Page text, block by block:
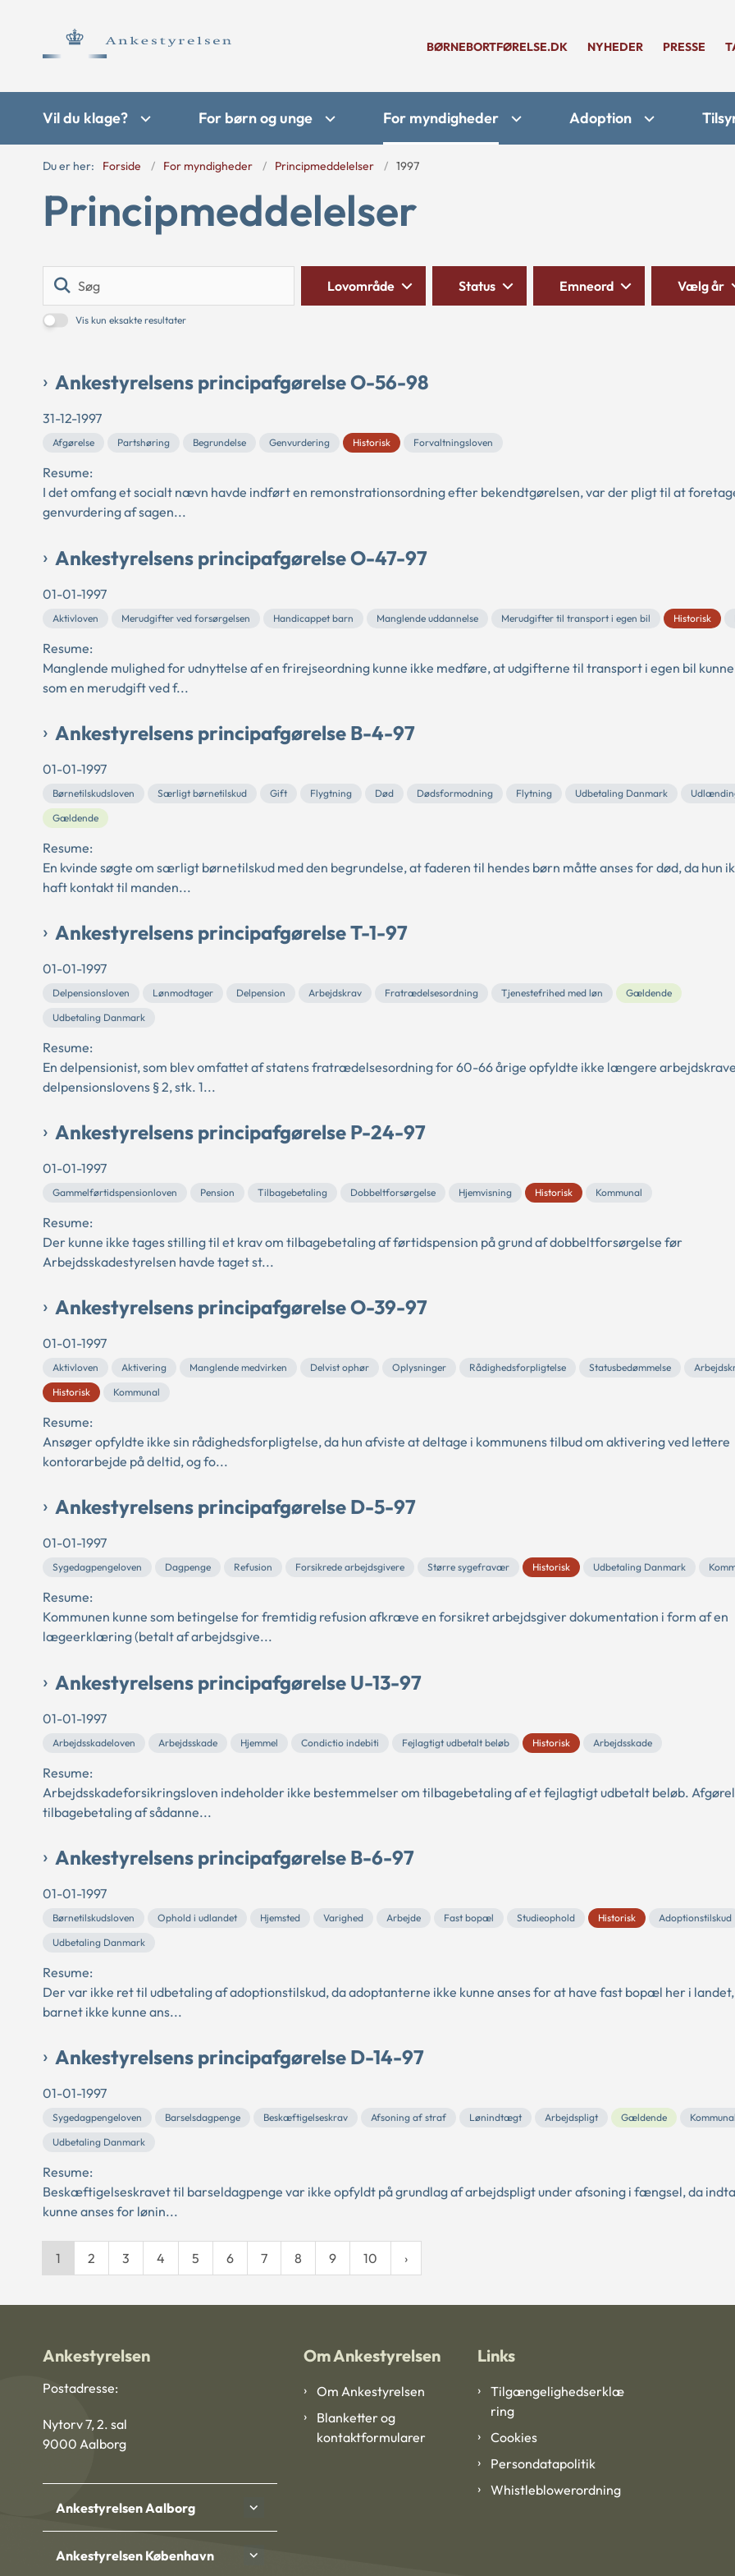
BØRNEBORTFØRELSE.DK NYHEDER PRESSE
Vil du klage? For børn og unge For myndigheder Adoption
Du er her: Forside For myndigheder Principmeddelelser 1997
Principmeddelelser
Vis kun eksakte resultater
Lovområde Status Emneord Vælg år
Ankestyrelsens principafgørelse O-56-98
31-12-1997
Afgørelse Partshøring Begrundelse Genvurdering Historisk Forvaltningsloven
Resume:
I det omfang et socialt nævn havde indført en remonstrationsordning efter bekendtgørelsen, var der pligt til at
genvurdering af sagen...
Ankestyrelsens principafgørelse O-47-97
01-01-1997
Aktivloven Merudgifter ved forsørgelsen Handicappet barn Manglende uddannelse Merudgifter til transport i egen bil Historisk
Resume:
Manglende mulighed for udnyttelse af en frirejseordning kunne ikke medføre, at udgifterne til transport i egen bil
som en merudgift ved f...
Ankestyrelsens principafgørelse B-4-97
01-01-1997
Børnetilskudsloven Særligt børnetilskud Gift Flygtning Død Dødsformodning Flytning Udbetaling Danmark
Gældende
Resume:
En kvinde søgte om særligt børnetilskud med den begrundelse, at faderen til hendes børn måtte anses for død, da hun
haft kontakt til manden...
Ankestyrelsens principafgørelse T-1-97
01-01-1997
Delpensionsloven Lønmodtager Delpension Arbejdskrav Fratrædelsesordning Tjenestefrihed med løn
Gældende
Udbetaling Danmark
Resume:
En delpensionist, som blev omfattet af statens fratrædelsesordning for 60-66 årige opfyldte ikke længere
delpensionslovens § 2, stk. 1...
Ankestyrelsens principafgørelse P-24-97
01-01-1997
Gammelførtidspensionloven Pension Tilbagebetaling Dobbeltforsørgelse Hjemvisning Historisk Kommunal
Resume:
Der kunne ikke tages stilling til et krav om tilbagebetaling af førtidspension på grund af dobbeltforsørgelse før
Arbejdsskadestyrelsen havde taget st...
Ankestyrelsens principafgørelse O-39-97
01-01-1997
Aktivloven Aktivering Manglende medvirken Delvist ophør Oplysninger Rådighedsforpligtelse Statusbedømmelse
Historisk
Kommunal
Resume:
Ansøger opfyldte ikke sin rådighedsforpligtelse, da hun afviste at deltage i kommunens tilbud om aktivering ved lettere
kontorarbejde på deltid, og fo...
Ankestyrelsens principafgørelse D-5-97
01-01-1997
Sygedagpengeloven Dagpenge Refusion Forsikrede arbejdsgivere Større sygefravær Historisk Udbetaling Danmark
Resume:
Kommunen kunne som betingelse for fremtidig refusion afkræve en forsikret arbejdsgiver dokumentation i form af en
lægeerklæring (betalt af arbejdsgive...
Ankestyrelsens principafgørelse U-13-97
01-01-1997
Arbejdsskadeloven Arbejdsskade Hjemmel Condictio indebiti Fejlagtigt udbetalt beløb Historisk Arbejdsskade
Resume:
Arbejdsskadeforsikringsloven indeholder ikke bestemmelser om tilbagebetaling af et fejlagtigt udbetalt beløb.
tilbagebetaling af sådanne...
Ankestyrelsens principafgørelse B-6-97
01-01-1997
Børnetilskudsloven Ophold i udlandet Hjemsted Varighed Arbejde Fast bopæl Studieophold Historisk
Adoptionstilskud
Udbetaling Danmark
Resume:
Der var ikke ret til udbetaling af adoptionstilskud, da adoptanterne ikke kunne anses for at have fast bopæl her i
barnet ikke kunne ans...
Ankestyrelsens principafgørelse D-14-97
01-01-1997
Sygedagpengeloven Barselsdagpenge Beskæftigelseskrav Afsoning af straf Lønindtægt Arbejdspligt Gældende
Udbetaling Danmark
Resume:
Beskæftigelseskravet til barseldagpenge var ikke opfyldt på grundlag af arbejdspligt under afsoning i fængsel, da
kunne anses for lønin...
1 2 3 4 5 6 7 8 9 10
Ankestyrelsen
Postadresse:
Nytorv 7, 2. sal
9000 Aalborg
Ankestyrelsen Aalborg
Ankestyrelsen København
Om Ankestyrelsen
Om Ankestyrelsen
Blanketter og
kontaktformularer
Links
Tilgængelighedserklæ
ring
Cookies
Persondatapolitik
Whistleblowerordning